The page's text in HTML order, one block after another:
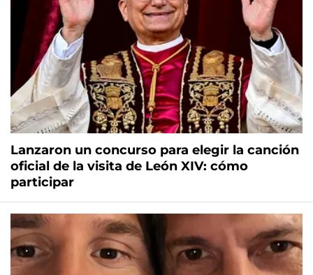
Lanzaron un concurso para elegir la canción
oficial de la visita de León XIV: cómo
participar